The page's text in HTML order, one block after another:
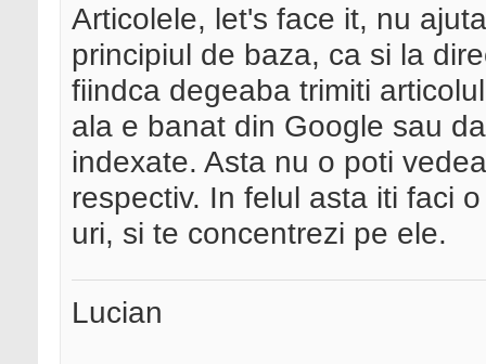
Articolele, let's face it, nu
principiul de baza, ca si la
fiindca degeaba trimiti
ala e banat din Google sau
indexate. Asta nu o poti
respectiv. In felul asta iti faci
uri, si te concentrezi pe ele.
Lucian